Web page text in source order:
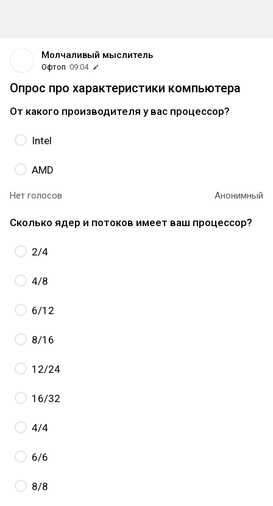
Молчаливый мыслитель
Офтоп 09:04
Опрос про характеристики компьютера
От какого производителя у вас процессор?
Intel
AMD
Нет голосов Анонимный
Сколько ядер и потоков имеет ваш процессор?
2/4
4/8
6/12
8/16
12/24
16/32
4/4
6/6
8/8